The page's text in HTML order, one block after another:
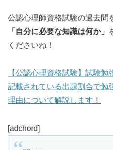
公認心理師資格試験の過去問
「自分に必要な知識は何か」
くださいね！
【公認心理資格試験】試験
記載されている出題割合で勉
理由について解説します！
[adchord]